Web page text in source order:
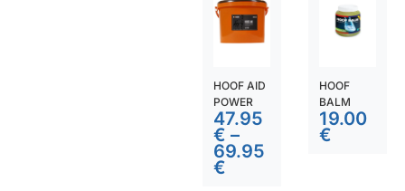
HOOF AID
POWER
47.95
€ –
69.95
€
HOOF
BALM
19.00
€